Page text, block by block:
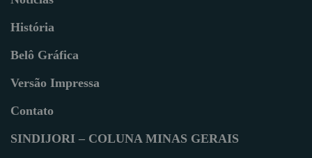
História
Belô Gráfica
Versão Impressa
Contato
SINDIJORI – COLUNA MINAS GERAIS